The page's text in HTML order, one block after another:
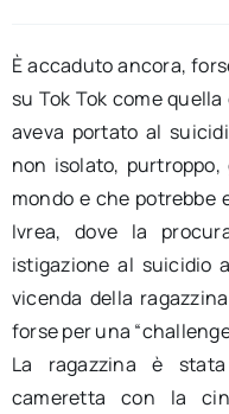
È accaduto ancora,
su Tok Tok come
aveva portato al
non isolato,
mondo e che potrebbe
Ivrea, dove la
istigazione al suicidio
vicenda della
forse per una
La ragazzina è
cameretta con la